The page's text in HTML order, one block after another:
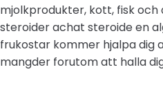
mjolkprodukter, kott, fisk och
steroider achat steroide en
frukostar kommer hjalpa dig
mangder forutom att halla